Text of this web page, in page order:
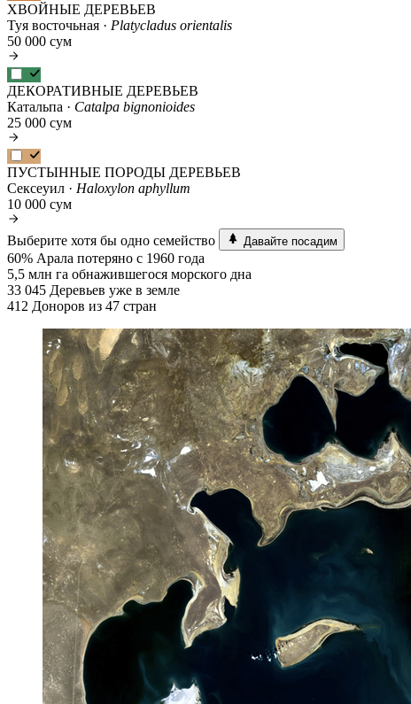
ХВОЙНЫЕ ДЕРЕВЬЕВ
Туя восточьная · Platycladus orientalis
50 000 сум
ДЕКОРАТИВНЫЕ ДЕРЕВЬЕВ
Катальпа · Catalpa bignonioides
25 000 сум
ПУСТЫННЫЕ ПОРОДЫ ДЕРЕВЬЕВ
Сексеуил · Haloxylon aphyllum
10 000 сум
Выберите хотя бы одно семейство Давайте посадим
60% Арала потеряно с 1960 года
5,5 млн га обнажившегося морского дна
33 045 Деревьев уже в земле
412 Доноров из 47 стран